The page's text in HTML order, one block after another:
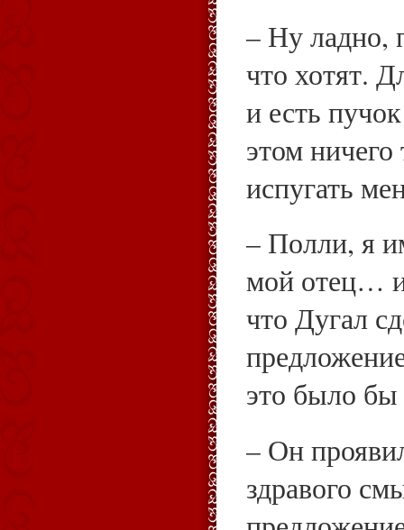
– Ну ладно,
что хотят.
и есть
этом
испугать
– Полли, я
мой отец…
что Дугал
это было
– Он
здравого